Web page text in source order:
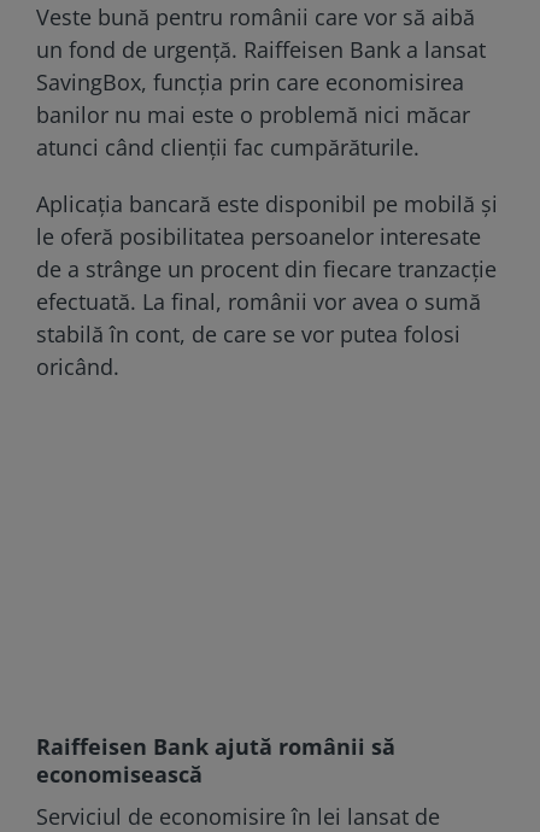
Veste bună pentru românii care vor să aibă
un fond de urgență. Raiffeisen Bank a lansat
SavingBox, funcția prin care economisirea
banilor nu mai este o problemă nici măcar
atunci când clienții fac cumpărăturile.
Aplicația bancară este disponibil pe mobilă și
le oferă posibilitatea persoanelor interesate
de a strânge un procent din fiecare tranzacție
efectuată. La final, românii vor avea o sumă
stabilă în cont, de care se vor putea folosi
oricând.
Raiffeisen Bank ajută românii să
economisească
Serviciul de economisire în lei lansat de